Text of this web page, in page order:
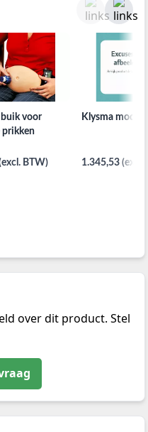
buik voor
prikken
BTW)
Klysma model
1.345,53 (excl.
over dit product. Stel